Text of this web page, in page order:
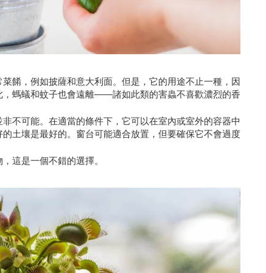
餚，例如披薩和意大利面。但是，它的用途不止一種，因
，螞蟻和蚊子也會遠離——諸如此類的害蟲不喜歡濃烈的香
不可能。在適當的條件下，它可以在室內或室外的容器中
土壤是最好的。窗台可能適合放置，但要確保它不會過度
這是一個不錯的選擇。